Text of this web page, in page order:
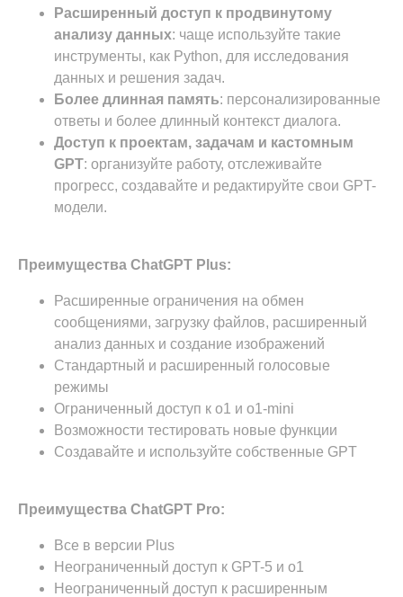
Расширенный доступ к продвинутому
анализу данных: чаще используйте такие
инструменты, как Python, для исследования
данных и решения задач.
Более длинная память: персонализированные
ответы и более длинный контекст диалога.
Доступ к проектам, задачам и кастомным
GPT: организуйте работу, отслеживайте
прогресс, создавайте и редактируйте свои GPT-
модели.
Преимущества ChatGPT Plus:
Расширенные ограничения на обмен
сообщениями, загрузку файлов, расширенный
анализ данных и создание изображений
Стандартный и расширенный голосовые
режимы
Ограниченный доступ к o1 и o1-mini
Возможности тестировать новые функции
Создавайте и используйте собственные GPT
Преимущества ChatGPT Pro:
Все в версии Plus
Неограниченный доступ к GPT-5 и o1
Неограниченный доступ к расширенным